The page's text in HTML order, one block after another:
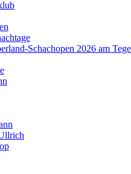
Schachopen 2026 am